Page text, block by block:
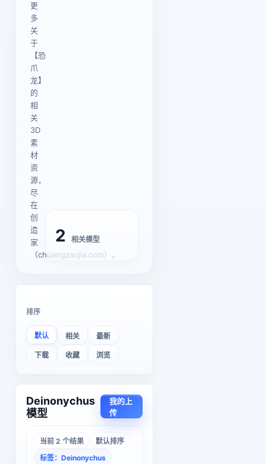
更
多
关
于
【恐
爪
龙】
的
相
关
3D
素
材
资
源，
尽
在
创
造
家
（chuangzaojia.com）。
2 相关模型
排序
默认 相关 最新
下载 收藏 浏览
Deinonychus
模型
我的上
传
当前 2 个结果
默认排序
标签：Deinonychus